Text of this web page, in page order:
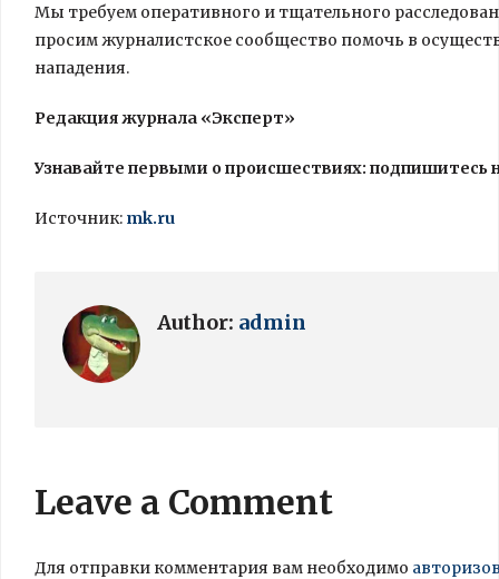
Мы требуем оперативного и тщательного
просим журналистское сообщество помочь в
нападения.
Редакция журнала «Эксперт»
Узнавайте первыми о происшествиях: подпишитесь
Источник: mk.ru
Author: admin
Leave a Comment
Для отправки комментария вам необходимо